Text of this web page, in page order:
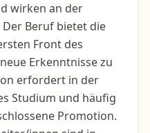
wirken an der
Beruf bietet die
Front des
Erkenntnisse zu
erfordert in der
Studium und häufig
Promotion.